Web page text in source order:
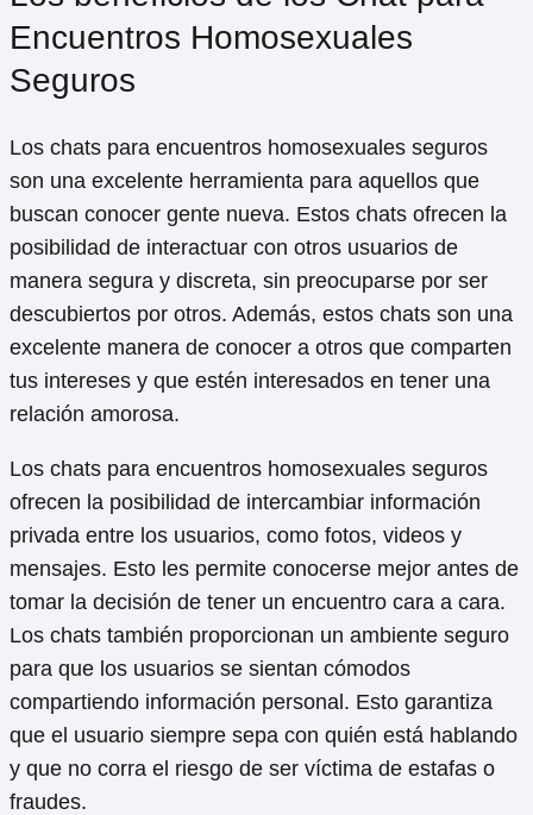
Encuentros Homosexuales
Seguros
Los chats para encuentros homosexuales seguros
son una excelente herramienta para aquellos que
buscan conocer gente nueva. Estos chats ofrecen la
posibilidad de interactuar con otros usuarios de
manera segura y discreta, sin preocuparse por ser
descubiertos por otros. Además, estos chats son una
excelente manera de conocer a otros que comparten
tus intereses y que estén interesados en tener una
relación amorosa.
Los chats para encuentros homosexuales seguros
ofrecen la posibilidad de intercambiar información
privada entre los usuarios, como fotos, videos y
mensajes. Esto les permite conocerse mejor antes de
tomar la decisión de tener un encuentro cara a cara.
Los chats también proporcionan un ambiente seguro
para que los usuarios se sientan cómodos
compartiendo información personal. Esto garantiza
que el usuario siempre sepa con quién está hablando
y que no corra el riesgo de ser víctima de estafas o
fraudes.